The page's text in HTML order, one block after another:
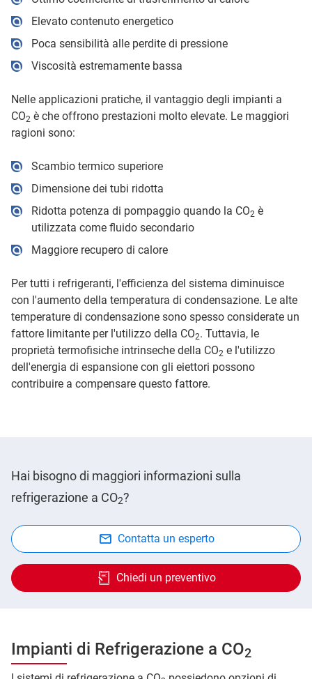
Elevato contenuto energetico
Poca sensibilità alle perdite di pressione
Viscosità estremamente bassa
Nelle applicazioni pratiche, il vantaggio degli impianti a
CO2 è che offrono prestazioni molto elevate. Le maggiori
ragioni sono:
Scambio termico superiore
Dimensione dei tubi ridotta
Ridotta potenza di pompaggio quando la CO2 è
utilizzata come fluido secondario
Maggiore recupero di calore
Per tutti i refrigeranti, l'efficienza del sistema diminuisce
con l'aumento della temperatura di condensazione. Le alte
temperature di condensazione sono spesso considerate un
fattore limitante per l'utilizzo della CO2. Tuttavia, le
proprietà termofisiche intrinseche della CO2 e l'utilizzo
dell'energia di espansione con gli eiettori possono
contribuire a compensare questo fattore.
Hai bisogno di maggiori informazioni sulla
refrigerazione a CO2?
Contatta un esperto
Chiedi un preventivo
Impianti di Refrigerazione a CO2